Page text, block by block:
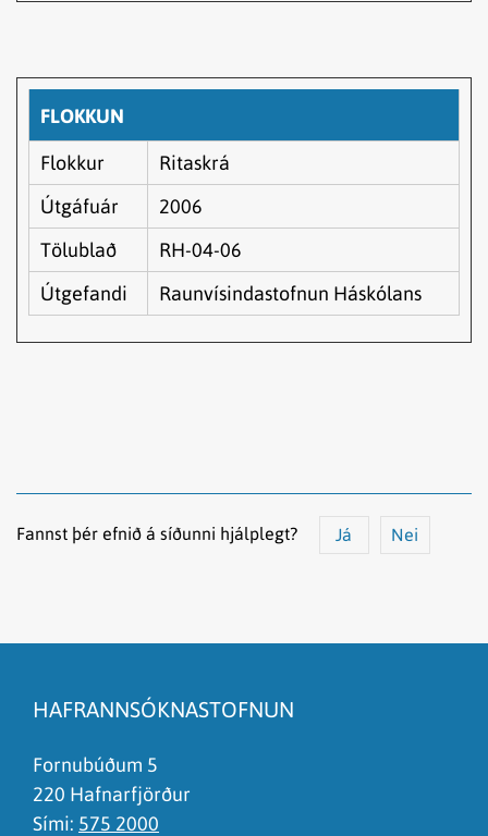
FLOKKUN
Flokkur
Ritaskrá
Útgáfuár
2006
Tölublað
RH-04-06
Útgefandi
Raunvísindastofnun Háskólans
Fannst þér efnið á síðunni hjálplegt? Já Nei
Það er of mikið efni á síðunni
Ég skil ekki efnið, finnst það of flókið
HAFRANNSÓKNASTOFNUN
Fornubúðum 5
220 Hafnarfjörður
Sími: 575 2000